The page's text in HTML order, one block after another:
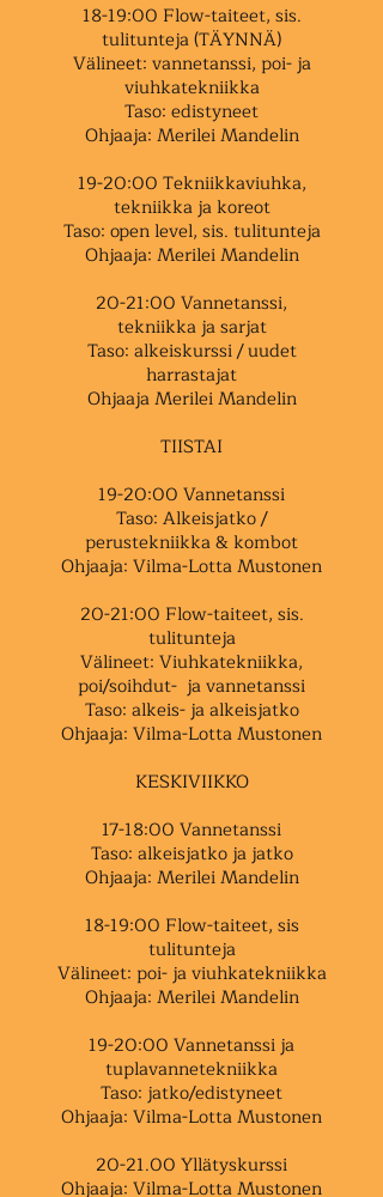
18-19:00 Flow-taiteet, sis.
tulitunteja (TÄYNNÄ)
Välineet: vannetanssi, poi- ja
viuhkatekniikka
Taso: edistyneet
Ohjaaja: Merilei Mandelin
19-20:00 Tekniikkaviuhka,
tekniikka ja koreot
Taso: open level, sis. tulitunteja
Ohjaaja: Merilei Mandelin
20-21:00 Vannetanssi,
tekniikka ja sarjat
Taso: alkeiskurssi / uudet
harrastajat
Ohjaaja Merilei Mandelin
TIISTAI
19-20:00 Vannetanssi
Taso: Alkeisjatko /
perustekniikka & kombot
Ohjaaja: Vilma-Lotta Mustonen
20-21:00 Flow-taiteet, sis.
tulitunteja
Välineet: Viuhkatekniikka,
poi/soihdut- ja vannetanssi
Taso: alkeis- ja alkeisjatko
Ohjaaja: Vilma-Lotta Mustonen
KESKIVIIKKO
17-18:00 Vannetanssi
Taso: alkeisjatko ja jatko
Ohjaaja: Merilei Mandelin
18-19:00 Flow-taiteet, sis
tulitunteja
Välineet: poi- ja viuhkatekniikka
Ohjaaja: Merilei Mandelin
19-20:00 Vannetanssi ja
tuplavannetekniikka
Taso: jatko/edistyneet
Ohjaaja: Vilma-Lotta Mustonen
20-21.00 Yllätyskurssi
Ohjaaja: Vilma-Lotta Mustonen